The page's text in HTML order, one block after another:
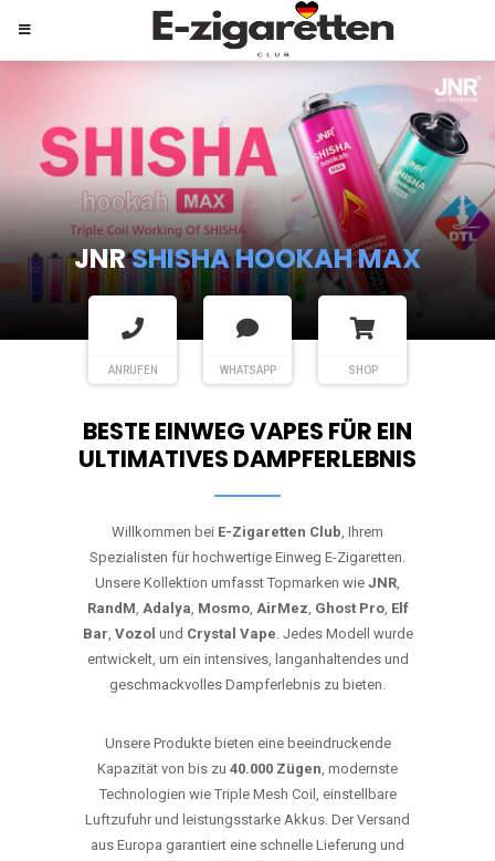
JNRSHISHA HOOKAH MAX
ANRUFEN WHATSAPP SHOP
BESTE EINWEG VAPES FÜR EIN
ULTIMATIVES DAMPFERLEBNIS
Willkommen bei E-Zigaretten Club, Ihrem
Spezialisten für hochwertige Einweg E-Zigaretten.
Unsere Kollektion umfasst Topmarken wie JNR,
RandM, Adalya, Mosmo, AirMez, Ghost Pro, Elf
Bar, Vozol und Crystal Vape. Jedes Modell wurde
entwickelt, um ein intensives, langanhaltendes und
geschmackvolles Dampferlebnis zu bieten.
Unsere Produkte bieten eine beeindruckende
Kapazität von bis zu 40.000 Zügen, modernste
Technologien wie Triple Mesh Coil, einstellbare
Luftzufuhr und leistungsstarke Akkus. Der Versand
aus Europa garantiert eine schnelle Lieferung und